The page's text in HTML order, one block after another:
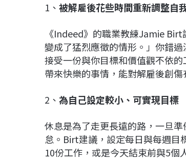
1、 被解雇後花些時間重新調整自
《Indeed》的職業教練Jamie
變成了猛烈應徵的情形。」你錯
接受一份與你目標和價值觀不依
帶來快樂的事情，能對解雇後創傷
2、 為自己設定較小、可實現目標
休息是為了走更長遠的路，一旦
怠。Birt建議，設定每日與每週目
10份工作，或是今天結束前與5個